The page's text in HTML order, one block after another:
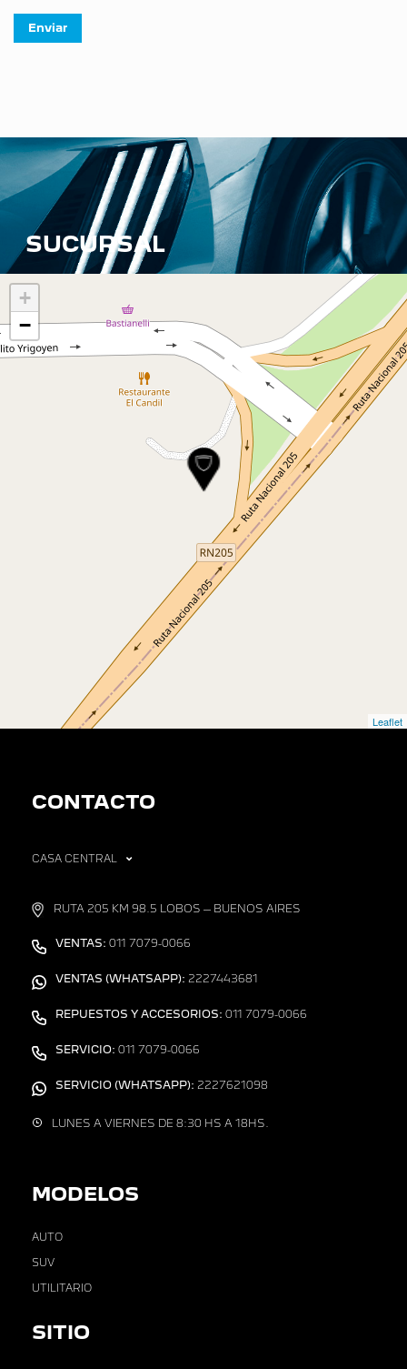
Enviar
SUCURSAL
+
−
Leaflet
CONTACTO
CASA CENTRAL
RUTA 205 KM 98.5 LOBOS – BUENOS AIRES
VENTAS: 011 7079-0066
VENTAS (WHATSAPP): 2227443681
REPUESTOS Y ACCESORIOS: 011 7079-0066
SERVICIO: 011 7079-0066
SERVICIO (WHATSAPP): 2227621098
LUNES A VIERNES DE 8:30 HS A 18HS.
MODELOS
AUTO
SUV
UTILITARIO
SITIO